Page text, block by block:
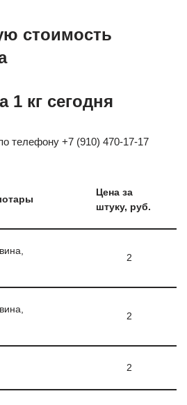
стоимость
1 кг сегодня
телефону +7 (910) 470-17-17
Цена за
штуку, руб.
2
2
2